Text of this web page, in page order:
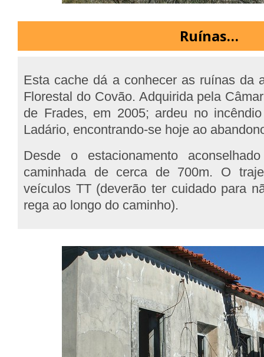
Ruínas…
Esta cache dá a conhecer as ruínas da
Florestal do Covão. Adquirida pela
de Frades, em 2005; ardeu no
Ladário, encontrando-se hoje ao
Desde o estacionamento
caminhada de cerca de 700m. O
veículos TT (deverão ter cuidado para
rega ao longo do caminho).